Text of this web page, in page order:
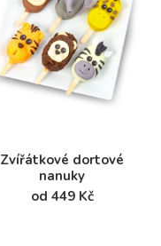
Zvířátkové dortové
nanuky
od 449 Kč